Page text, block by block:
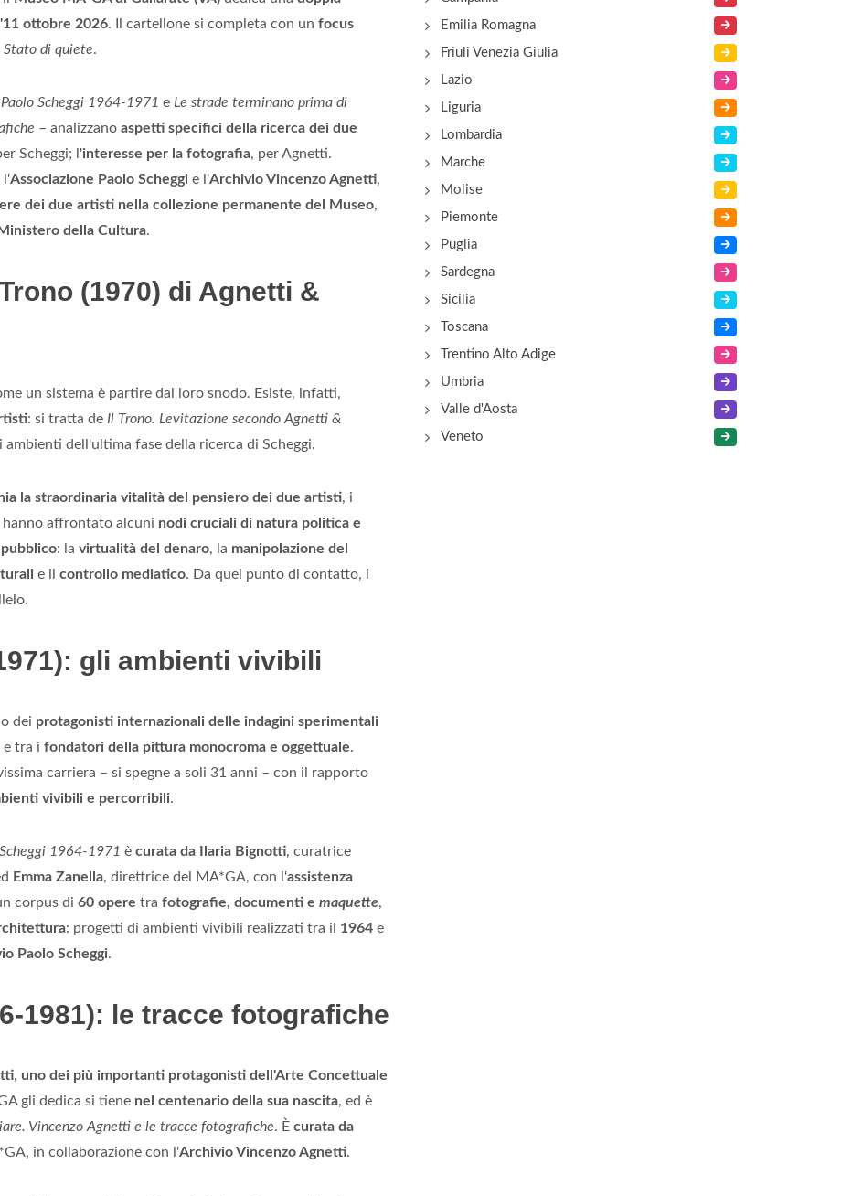
ottobre 2026. Il cartellone si completa con un focus
Stato di quiete.
Scheggi 1964-1971 e Le strade terminano prima di
– analizzano aspetti specifici della ricerca dei due
Scheggi; l'interesse per la fotografia, per Agnetti.
l'Associazione Paolo Scheggi e l'Archivio Vincenzo Agnetti,
dei due artisti nella collezione permanente del Museo,
della Cultura.
(1970) di Agnetti &
un sistema è partire dal loro snodo. Esiste, infatti,
: si tratta de Il Trono. Levitazione secondo Agnetti &
ambienti dell'ultima fase della ricerca di Scheggi.
la straordinaria vitalità del pensiero dei due artisti, i
hanno affrontato alcuni nodi cruciali di natura politica e
: la virtualità del denaro, la manipolazione del
e il controllo mediatico. Da quel punto di contatto, i
gli ambienti vivibili
dei protagonisti internazionali delle indagini sperimentali
e tra i fondatori della pittura monocroma e oggettuale.
carriera – si spegne a soli 31 anni – con il rapporto
vivibili e percorribili.
1964-1971 è curata da Ilaria Bignotti, curatrice
Emma Zanella, direttrice del MA*GA, con l'assistenza
corpus di 60 opere tra fotografie, documenti e maquette,
: progetti di ambienti vivibili realizzati tra il 1964 e
Paolo Scheggi.
1981): le tracce fotografiche
, uno dei più importanti protagonisti dell'Arte Concettuale
gli dedica si tiene nel centenario della sua nascita, ed è
Vincenzo Agnetti e le tracce fotografiche. È curata da
in collaborazione con l'Archivio Vincenzo Agnetti.
Emilia Romagna
Friuli Venezia Giulia
Lazio
Liguria
Lombardia
Marche
Molise
Piemonte
Puglia
Sardegna
Sicilia
Toscana
Trentino Alto Adige
Umbria
Valle d'Aosta
Veneto